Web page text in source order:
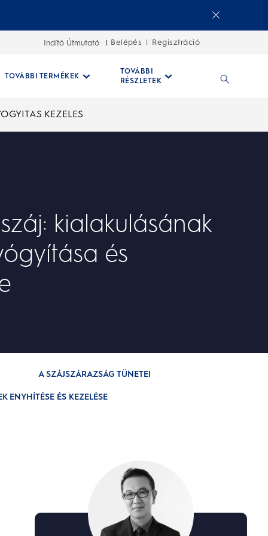
Indító Útmutató Belépés Regisztráció
TOVÁBBI TERMÉKEK
TOVÁBBI
RÉSZLETEK
KEZELES
kialakulásának
és
A SZÁJSZÁRAZSÁG TÜNETEI
ENYHÍTÉSE ÉS KEZELÉSE